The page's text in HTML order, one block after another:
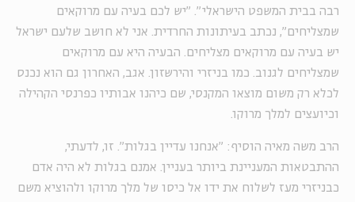
רבה בבית המשפט הישראלי". "יש לכם בעיה עם מרוקאים
שמצליחים", נכתב בעיתונות החרדית. אני לא חושב שלעם ישראל
יש בעיה עם מרוקאים מצליחים. הבעיה היא עם מרוקאים
שמצליחים לגנוב. כמו בניזרי והירשזון. אגב, האחרון גם הוא נכנס
לכלא רק משום מוצאו המקנסי, שם כיהנו אבותיו כפרנסי הקהילה
וכיועצים למלך מרוקו.
הרב משה מאיה הוסיף: "אנחנו עדיין בגלות". זו, לדעתי,
ההתבטאות המעניינת ביותר בעניין. אמנם בגלות לא היה אדם
כבניזרי מעז לשלוח את ידו אל כיסו של מלך מרוקו ולהוציא משם